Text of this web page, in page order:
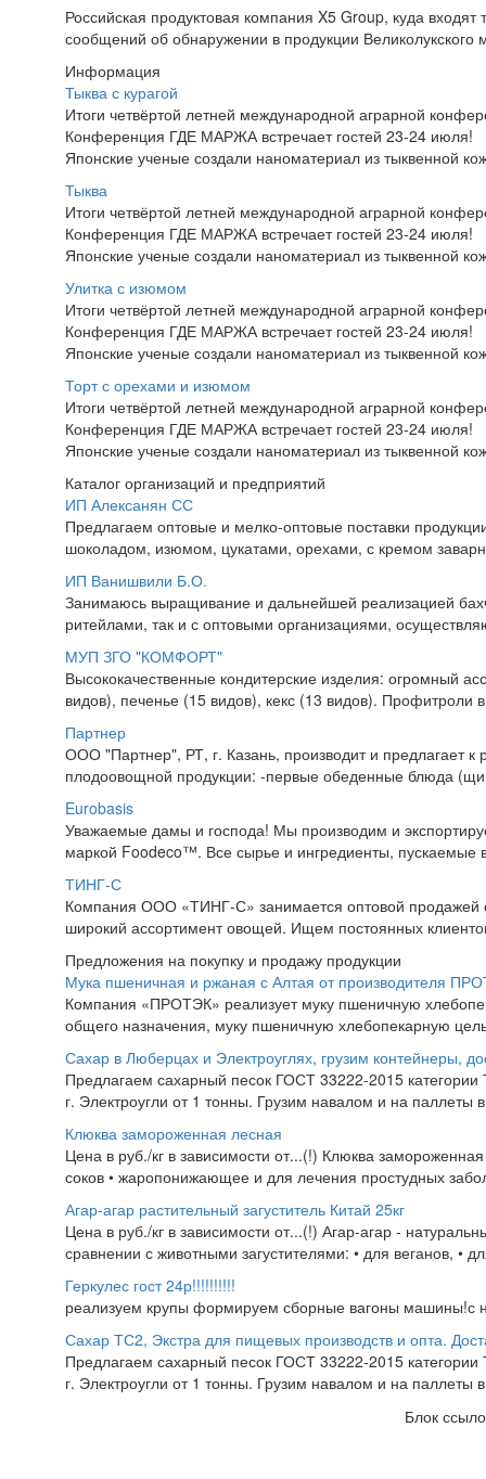
Российская продуктовая компания X5 Group, куда
сообщений об обнаружении в продукции
Информация
Тыква с курагой
Итоги четвёртой летней международной аграрной
Конференция ГДЕ МАРЖА встречает гостей 23-24 июля!
Японские ученые создали наноматериал из тыквенной
Тыква
Итоги четвёртой летней международной аграрной
Конференция ГДЕ МАРЖА встречает гостей 23-24 июля!
Японские ученые создали наноматериал из тыквенной
Улитка с изюмом
Итоги четвёртой летней международной аграрной
Конференция ГДЕ МАРЖА встречает гостей 23-24 июля!
Японские ученые создали наноматериал из тыквенной
Торт с орехами и изюмом
Итоги четвёртой летней международной аграрной
Конференция ГДЕ МАРЖА встречает гостей 23-24 июля!
Японские ученые создали наноматериал из тыквенной
Каталог организаций и предприятий
ИП Алексанян СС
Предлагаем оптовые и мелко-оптовые поставки
шоколадом, изюмом, цукатами, орехами, с кремом
ИП Ванишвили Б.О.
Занимаюсь выращивание и дальнейшей реализацией
ритейлами, так и с оптовыми организациями,
МУП ЗГО "КОМФОРТ"
Высококачественные кондитерские изделия: огромный
видов), печенье (15 видов), кекс (13 видов).
Партнер
ООО "Партнер", РТ, г. Казань, производит и предлагает
плодоовощной продукции: -первые обеденные блюда
Eurobasis
Уважаемые дамы и господа! Мы производим и
маркой Foodeco™. Все сырье и ингредиенты, пускаемые
ТИНГ-С
Компания ООО «ТИНГ-С» занимается оптовой продажей
широкий ассортимент овощей. Ищем постоянных
Предложения на покупку и продажу продукции
Мука пшеничная и ржаная с Алтая от производителя
Компания «ПРОТЭК» реализует муку пшеничную
общего назначения, муку пшеничную хлебопекарную
Сахар в Люберцах и Электроуглях, грузим контейнеры,
Предлагаем сахарный песок ГОСТ 33222-2015
г. Электроугли от 1 тонны. Грузим навалом и на паллеты
Клюква замороженная лесная
Цена в руб./кг в зависимости от...(!) Клюква
соков • жаропонижающее и для лечения простудных
Агар-агар растительный загуститель Китай 25кг
Цена в руб./кг в зависимости от...(!) Агар-агар -
сравнении с животными загустителями: • для веганов, •
Геркулес гост 24р!!!!!!!!!!
реализуем крупы формируем сборные вагоны машины!с
Сахар ТС2, Экстра для пищевых производств и опта.
Предлагаем сахарный песок ГОСТ 33222-2015
г. Электроугли от 1 тонны. Грузим навалом и на паллеты
Блок